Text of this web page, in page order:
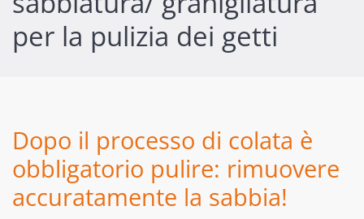
per la pulizia dei getti
Dopo il processo di colata è
obbligatorio pulire: rimuovere
accuratamente la sabbia!